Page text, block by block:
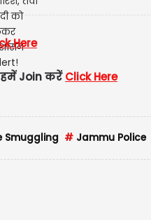
Here
Join करेंClick Here
Smuggling # Jammu Police